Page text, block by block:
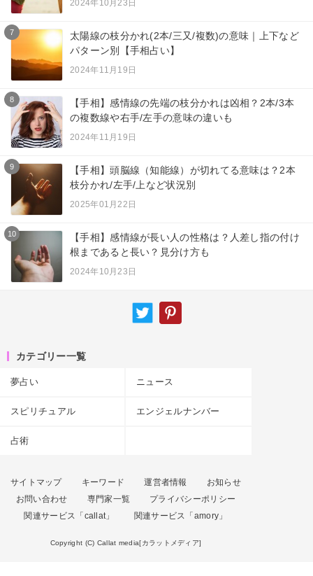
2024年10月23日
7
太陽線の枝分かれ(2本/三又/複数)の意味｜上下など
パターン別【手相占い】
2024年11月19日
8
【手相】感情線の先端の枝分かれは凶相？2本/3本
の複数線や右手/左手の意味の違いも
2024年11月19日
9
【手相】頭脳線（知能線）が切れてる意味は？2本
枝分かれ/左手/上など状況別
2025年01月22日
10
【手相】感情線が長い人の性格は？人差し指の付け
根まであると長い？見分け方も
2024年10月23日
カテゴリー一覧
夢占い ニュース
スピリチュアル エンジェルナンバー
占術
サイトマップ キーワード 運営者情報
お知らせ
お問い合わせ
専門家一覧
プライバシーポリシー
関連サービス「callat」
関連サービス「amory」
Copyright (C) Callat media[カラットメディア]